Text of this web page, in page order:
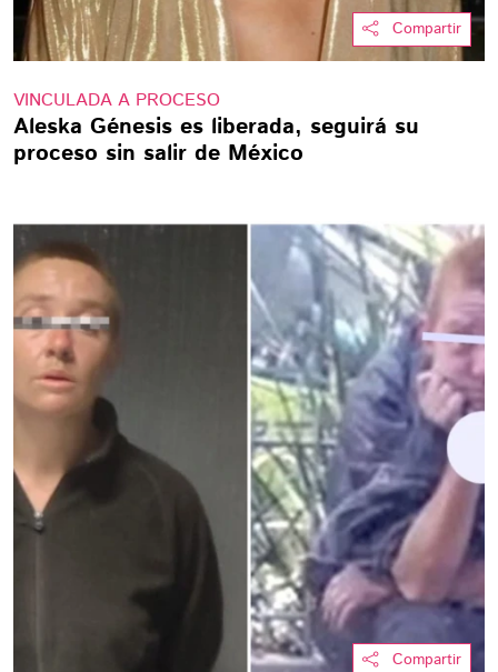
Compartir
VINCULADA A PROCESO
Aleska Génesis es liberada, seguirá su
proceso sin salir de México
Compartir